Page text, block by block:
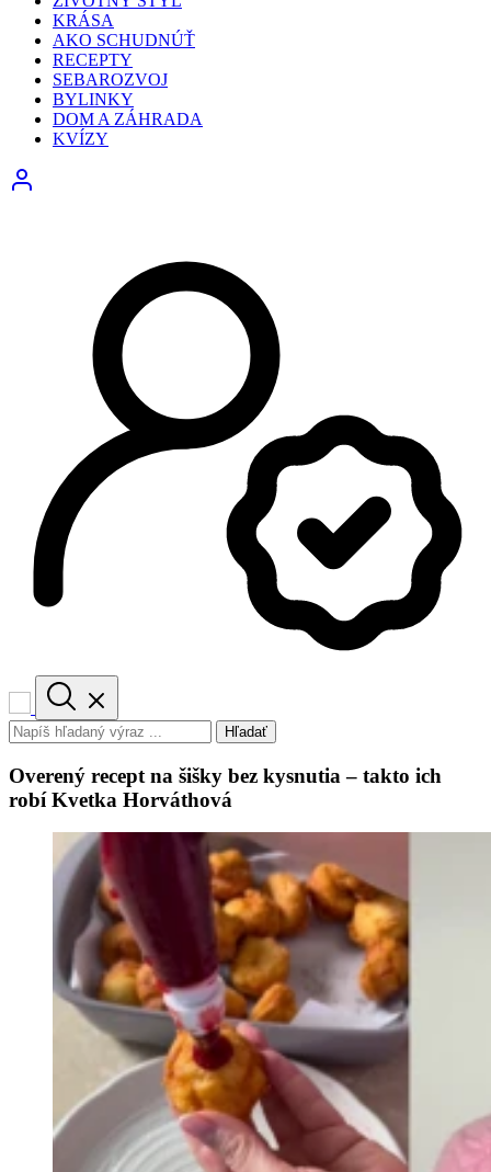
KRÁSA
AKO SCHUDNÚŤ
RECEPTY
SEBAROZVOJ
BYLINKY
DOM A ZÁHRADA
KVÍZY
Hľadať
Overený recept na šišky bez kysnutia – takto ich
robí Kvetka Horváthová